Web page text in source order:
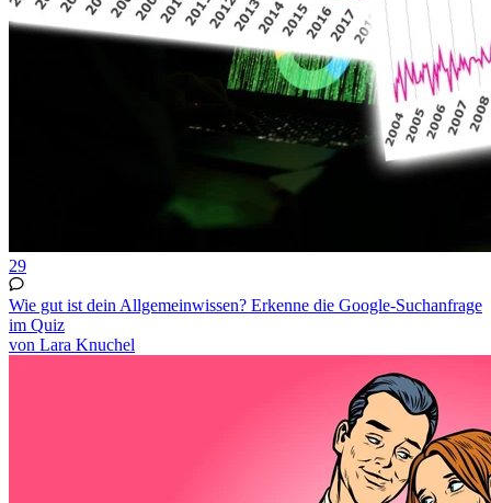
29
Wie gut ist dein Allgemeinwissen? Erkenne die Google-Suchanfrage
im Quiz
von Lara Knuchel